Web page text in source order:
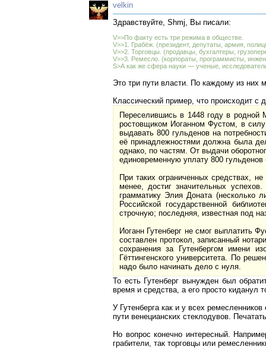
velkin
Здравствуйте, Shmj, Вы писали:
V>>По факту есть три режима в обществе.
V>>1. Грабёж. (президент, депутаты, армия,
V>>2. Торговцы. (продавцы, бухгалтеры,
V>>3. Ремесло. (корпораты, программисты,
S>А как же сфера науки — ученые,
Это три пути власти. По каждому из них
Классический пример, что происходит
Переселившись в 1448 году в родной
ростовщиком Иоганном Фустом, в
выдавать 800 гульденов на
её принадлежностями должна была
однако, по частям. От выдачи
единовременную уплату 800
При таких ограниченных средствах,
менее, достиг значительных
грамматику Элия Доната (несколько
Российской государственной
строчную; последняя, известная под
Иоганн Гутенберг не смог выплатить
составлен протокол, записанный
сохранения за Гутенбергом имени
Гёттингенского университета. По
надо было начинать дело с нуля.
То есть Гутенберг вынужден был
время и средства, а его просто киданул
У Гутенберга как и у всех
пути венецианских стеклодувов.
Но вопрос конечно интересный.
грабители, так торговцы или